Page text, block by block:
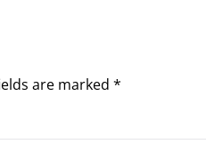
are marked *